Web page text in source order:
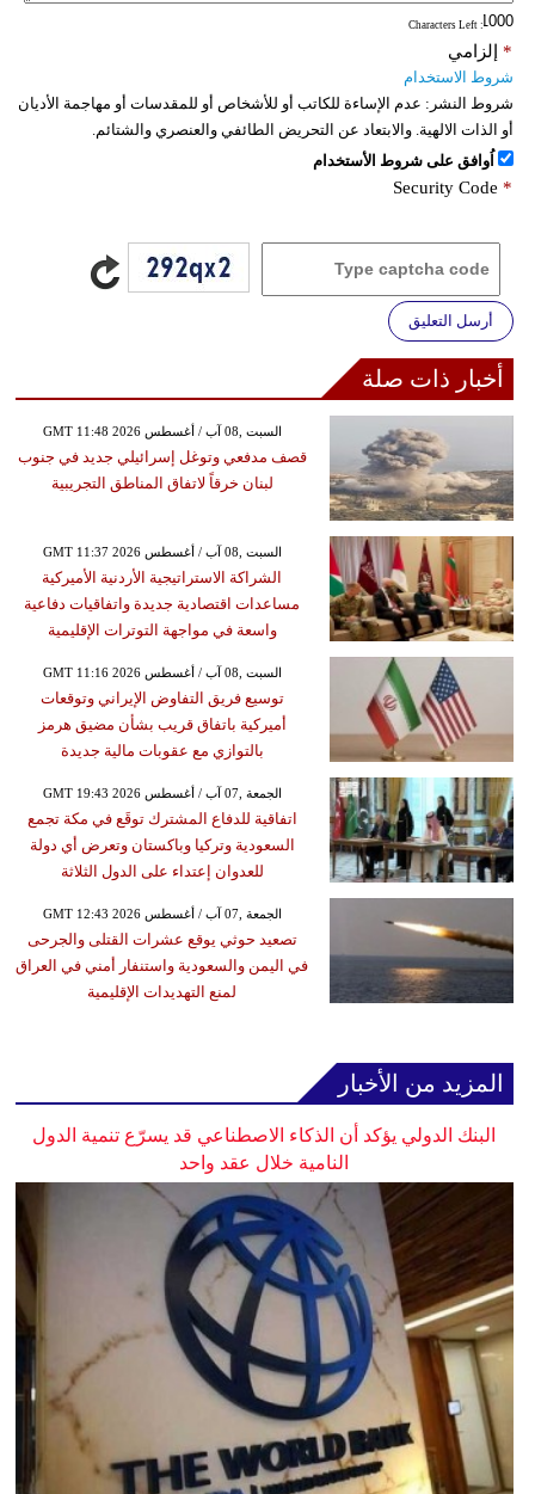
: Characters Left
إلزامي *
شروط الاستخدام
شروط النشر: عدم الإساءة للكاتب أو للأشخاص أو للمقدسات أو مهاجمة الأديان
أو الذات الالهية. والابتعاد عن التحريض الطائفي والعنصري والشتائم.
اُوافق على شروط الأستخدام
Security Code *
أرسل التعليق
أخبار ذات صلة
GMT 11:48 2026 السبت ,08 آب / أغسطس
قصف مدفعي وتوغل إسرائيلي جديد في جنوب
لبنان خرقاً لاتفاق المناطق التجريبية
GMT 11:37 2026 السبت ,08 آب / أغسطس
الشراكة الاستراتيجية الأردنية الأميركية
مساعدات اقتصادية جديدة واتفاقيات دفاعية
واسعة في مواجهة التوترات الإقليمية
GMT 11:16 2026 السبت ,08 آب / أغسطس
توسيع فريق التفاوض الإيراني وتوقعات
أميركية باتفاق قريب بشأن مضيق هرمز
بالتوازي مع عقوبات مالية جديدة
GMT 19:43 2026 الجمعة ,07 آب / أغسطس
اتفاقية للدفاع المشترك توقَع في مكة تجمع
السعودية وتركيا وباكستان وتعرض أي دولة
للعدوان إعتداء على الدول الثلاثة
GMT 12:43 2026 الجمعة ,07 آب / أغسطس
تصعيد حوثي يوقع عشرات القتلى والجرحى
في اليمن والسعودية واستنفار أمني في العراق
لمنع التهديدات الإقليمية
المزيد من الأخبار
البنك الدولي يؤكد أن الذكاء الاصطناعي قد يسرّع تنمية الدول
النامية خلال عقد واحد